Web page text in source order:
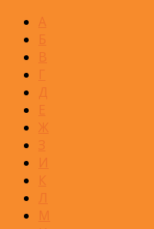
А
Б
В
Г
Д
Е
Ж
З
И
К
Л
М